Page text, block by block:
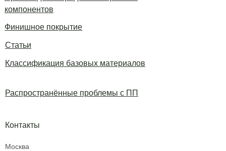
Контакты
Москва
Статьи
Классификация базовых материалов
Распространённые проблемы с ПП
Финишное покрытие
компонентов